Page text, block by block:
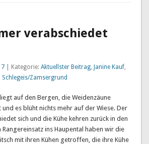
verabschiedet
| Kategorie: Aktuellster Beitrag, Janine Kauf,
Schlegeis/Zamsergrund
auf den Bergen, die Weidenzäune
es blüht nichts mehr auf der Wiese. Der
sich und die Kühe kehren zurück in den
Rangereinsatz ins Haupental haben wir die
mit ihren Kühen getroffen, die ihre Kühe